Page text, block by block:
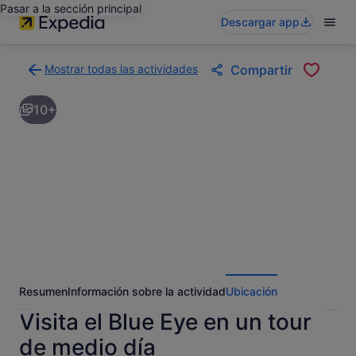
Pasar a la sección principal
Descargar app
Mostrar todas las actividades
a
la
página
Compartir
10+
ResumenInformación sobre la actividadUbicación
Visita el Blue Eye en un tour
de medio día